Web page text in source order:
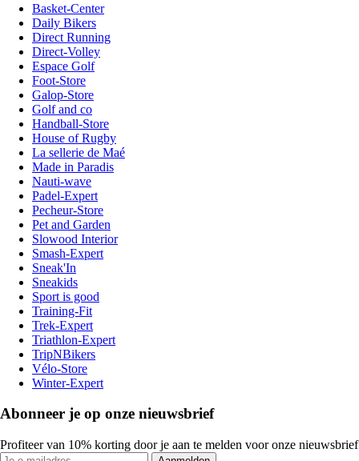
Basket-Center
Daily Bikers
Direct Running
Direct-Volley
Espace Golf
Foot-Store
Galop-Store
Golf and co
Handball-Store
House of Rugby
La sellerie de Maé
Made in Paradis
Nauti-wave
Padel-Expert
Pecheur-Store
Pet and Garden
Slowood Interior
Smash-Expert
Sneak'In
Sneakids
Sport is good
Training-Fit
Trek-Expert
Triathlon-Expert
TripNBikers
Vélo-Store
Winter-Expert
Abonneer je op onze nieuwsbrief
Profiteer van 10% korting door je aan te melden voor onze nieuwsbrief